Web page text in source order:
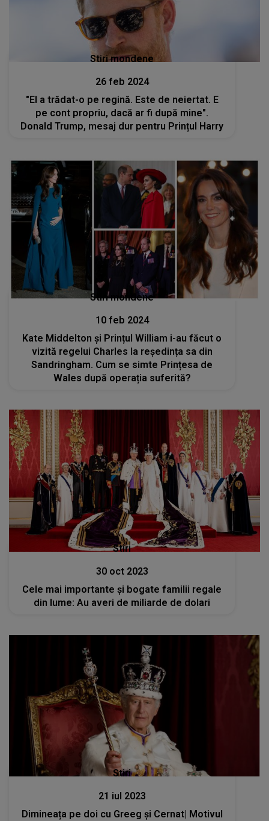
Stiri mondene
26 feb 2024
"El a trădat-o pe regină. Este de neiertat. E
pe cont propriu, dacă ar fi după mine".
Donald Trump, mesaj dur pentru Prințul Harry
Stiri mondene
10 feb 2024
Kate Middelton și Prințul William i-au făcut o
vizită regelui Charles la reședința sa din
Sandringham. Cum se simte Prințesa de
Wales după operația suferită?
Stiri
30 oct 2023
Cele mai importante și bogate familii regale
din lume: Au averi de miliarde de dolari
Stiri
21 iul 2023
Dimineața pe doi cu Greeg și Cernat| Motivul